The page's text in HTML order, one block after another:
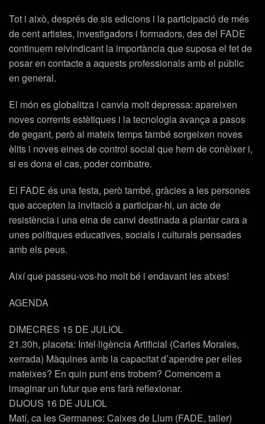
Tot i això, després de sis edicions i la participació de més
de cent artistes, investigadors i formadors, des del FADE
continuem reivindicant la importància que suposa el fet de
posar en contacte a aquests professionals amb el públic
en general.
El món es globalitza i canvia molt depressa: apareixen
noves corrents estètiques i la tecnologia avança a pasos
de gegant, però al mateix temps també sorgeixen noves
èlits i noves eines de control social que hem de conèixer i,
si es dona el cas, poder combatre.
El FADE és una festa, però també, gràcies a les persones
que accepten la invitació a participar-hi, un acte de
resistència i una eina de canvi destinada a plantar cara a
unes polítiques educatives, socials i culturals pensades
amb els peus.
Així que passeu-vos-ho molt bé i endavant les atxes!
AGENDA
DIMECRES 15 DE JULIOL
21.30h, placeta: Intel·ligència Artificial (Carles Morales,
xerrada) Màquines amb la capacitat d’apendre per elles
mateixes? En quin punt ens trobem? Comencem a
imaginar un futur que ens farà reflexionar.
DIJOUS 16 DE JULIOL
Matí, ca les Germanes: Caixes de Llum (FADE, taller)